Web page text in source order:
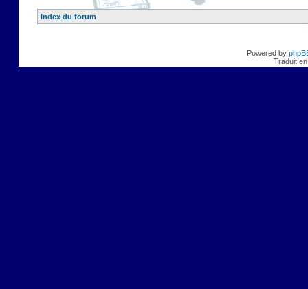
Index du forum
Powered by
Traduit